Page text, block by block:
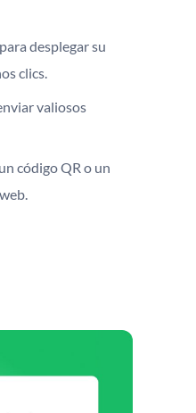
desplegar su
clics.
valiosos
código QR o un